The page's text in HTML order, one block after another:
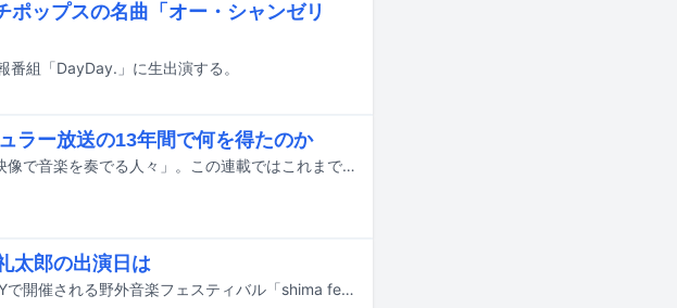
ップスの名曲「オー・シャンゼリ
組「DayDay.」に生出演する。
ラー放送の13年間で何を得たのか
音楽の仕事に携わる映像作家たちに焦点を当てる「映像で音楽を奏でる人々」。この連載ではこれまで、ミュージックビデオの監督を中心にさまざまな人々の話を聞いてきたが、今回登場するのはNHK Eテレの美術番組「びじゅチューン！」で知られる井上涼だ。「びじゅチューン！」ではアニメーション制作のみならず、作詞作曲から歌唱までもすべて1人で手がけていた井上。難解に思われがちな美術作品を自分なりに解釈し、ユニークなアニメーションと音楽で紹介することで、彼は子供たちをはじめ多くの人の心をつかんできた。そしてこの番組は2025年度（2026年3月）をもって、惜しまれつつもレギュラー放送を終了した。そこで今回は「びじゅチューン！」の13年間を総括する振り返りとして、オリジナリティあふれるポップな作品を生み出す背景や、1人ですべてをこなす制作の裏側、映像と音楽それぞれのルーツ、そして次なるステップへと向かう現在の心境まで、たっぷり語ってもらった。
太郎の出演日は
9月19～21日に香川・MARU CHOCOLATE FACTORYで開催される野外音楽フェスティバル「shima fes SETOUCHI 2026 ～百年つづく、海と森の音楽祭。 ～」の日割りが発表された。